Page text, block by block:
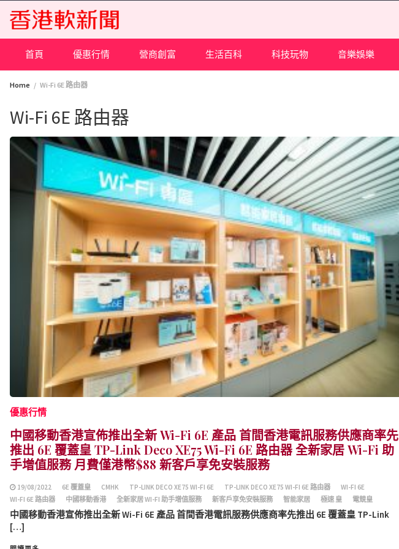
content
首頁 優惠行情 營商創富 生活百科 科技玩物 音樂娛樂
Home Wi-Fi 6E 路由器
Wi-Fi 6E 路由器
優惠行情
中國移動香港宣佈推出全新 Wi-Fi 6E 產品 首間香港電訊服務供應商率先
推出 6E 覆蓋皇 TP-Link Deco XE75 Wi-Fi 6E 路由器 全新家居 Wi-Fi 助
手增值服務 月費僅港幣$88 新客戶享免安裝服務
19/08/2022 6E 覆蓋皇 CMHK TP-LINK DECO XE75 WI-FI 6E TP-LINK DECO XE75 WI-FI 6E 路由器
WI-FI 6E
WI-FI 6E 路由器
中國移動香港 全新家居 WI-FI 助手增值服務 新客戶享免安裝服務 智能家居 極速 皇 電競皇
中國移動香港宣佈推出全新 Wi-Fi 6E 產品 首間香港電訊服務供應商率先推出 6E 覆蓋皇 TP-Link
[…]